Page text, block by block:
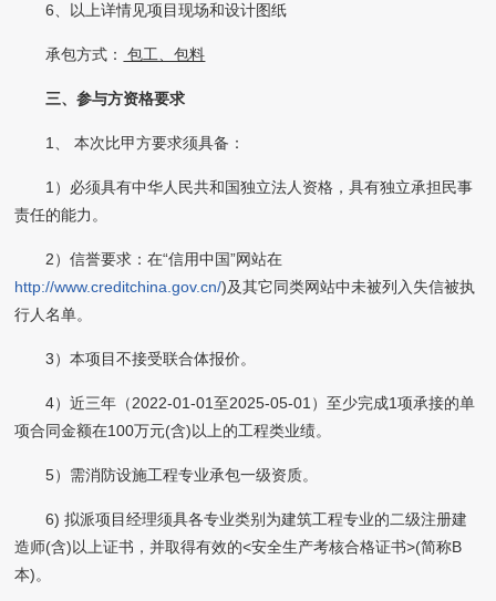
6、以上详情见项目现场和设计图纸
承包方式： 包工、包料
三、参与方资格要求
1、 本次比甲方要求须具备：
1）必须具有中华人民共和国独立法人资格，具有独立承担民事
责任的能力。
2）信誉要求：在“信用中国”网站在
http://www.creditchina.gov.cn/)及其它同类网站中未被列入失信被执
行人名单。
3）本项目不接受联合体报价。
4）近三年（2022-01-01至2025-05-01）至少完成1项承接的单
项合同金额在100万元(含)以上的工程类业绩。
5）需消防设施工程专业承包一级资质。
6) 拟派项目经理须具各专业类别为建筑工程专业的二级注册建
造师(含)以上证书，并取得有效的<安全生产考核合格证书>(简称B
本)。